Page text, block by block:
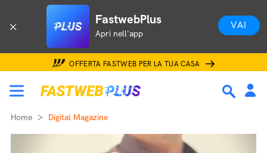
FastwebPlus
Apri nell'app
VAI
OFFERTA FASTWEB PER LA TUA CASA
Home Digital Magazine